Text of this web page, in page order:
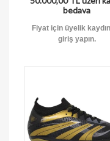
bedava
Fiyat için üyelik
giriş yapın.